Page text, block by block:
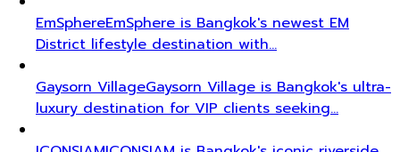
EmSphereEmSphere is Bangkok's newest EM
District lifestyle destination with…
Gaysorn VillageGaysorn Village is Bangkok's ultra-
luxury destination for VIP clients seeking…